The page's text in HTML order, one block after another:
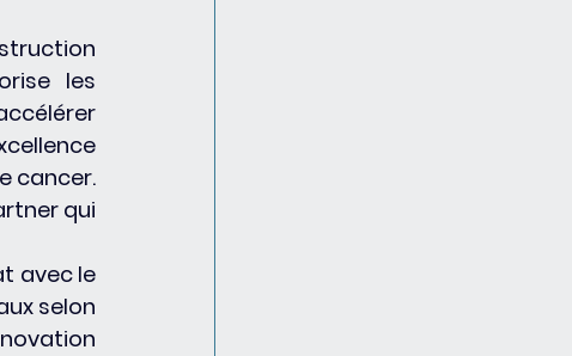
les
cancer.
qui
avec le
selon